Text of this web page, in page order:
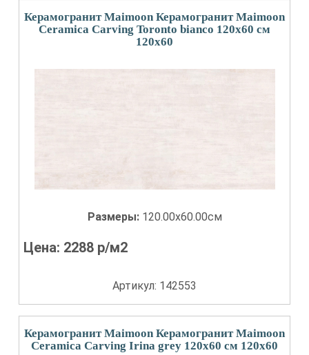
Керамогранит Maimoon Керамогранит Maimoon
Ceramica Carving Toronto bianco 120х60 см
120x60
Размеры: 120.00x60.00см
Цена: 2288 р/м2
Артикул: 142553
Керамогранит Maimoon Керамогранит Maimoon
Ceramica Carving Irina grey 120х60 см 120x60